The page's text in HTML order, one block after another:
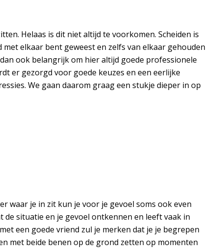
Helaas is dit niet altijd te voorkomen. Scheiden is
elkaar bent geweest en zelfs van elkaar gehouden
ook belangrijk om hier altijd goede professionele
er gezorgd voor goede keuzes en een eerlijke
We gaan daarom graag een stukje dieper in op
waar je in zit kun je voor je gevoel soms ook even
de situatie en je gevoel ontkennen en leeft vaak in
een goede vriend zul je merken dat je je begrepen
met beide benen op de grond zetten op momenten